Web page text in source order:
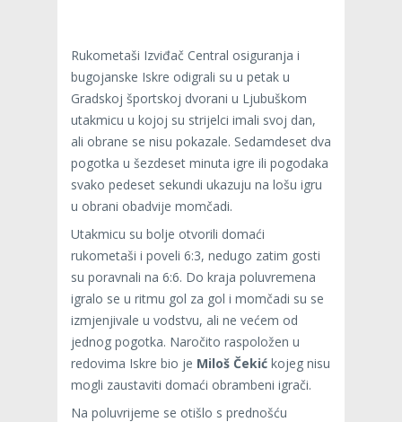
Rukometaši Izviđač Central osiguranja i
bugojanske Iskre odigrali su u petak u
Gradskoj športskoj dvorani u Ljubuškom
utakmicu u kojoj su strijelci imali svoj dan,
ali obrane se nisu pokazale. Sedamdeset dva
pogotka u šezdeset minuta igre ili pogodaka
svako pedeset sekundi ukazuju na lošu igru
u obrani obadvije momčadi.
Utakmicu su bolje otvorili domaći
rukometaši i poveli 6:3, nedugo zatim gosti
su poravnali na 6:6. Do kraja poluvremena
igralo se u ritmu gol za gol i momčadi su se
izmjenjivale u vodstvu, ali ne većem od
jednog pogotka. Naročito raspoložen u
redovima Iskre bio je Miloš Čekić kojeg nisu
mogli zaustaviti domaći obrambeni igrači.
Na poluvrijeme se otišlo s prednošću